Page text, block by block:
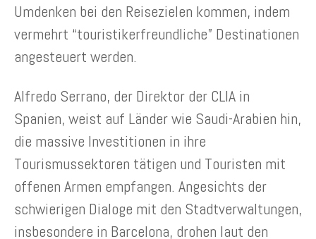
Umdenken bei den Reisezielen kommen, indem
vermehrt “touristikerfreundliche” Destinationen
angesteuert werden.
Alfredo Serrano, der Direktor der CLIA in
Spanien, weist auf Länder wie Saudi-Arabien hin,
die massive Investitionen in ihre
Tourismussektoren tätigen und Touristen mit
offenen Armen empfangen. Angesichts der
schwierigen Dialoge mit den Stadtverwaltungen,
insbesondere in Barcelona, drohen laut den